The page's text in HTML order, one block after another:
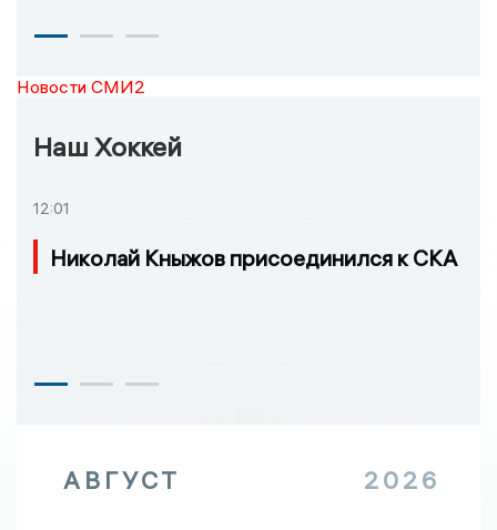
Новости СМИ2
Наш Хоккей
12:01
Николай Кныжов присоединился к СКА
АВГУСТ 2026